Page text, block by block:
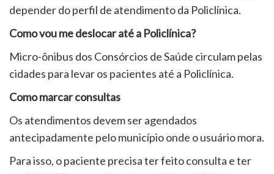
depender do perfil de atendimento da Policlínica.
Como vou me deslocar até a Policlínica?
Micro-ônibus dos Consórcios de Saúde circulam pelas
cidades para levar os pacientes até a Policlínica.
Como marcar consultas
Os atendimentos devem ser agendados
antecipadamente pelo município onde o usuário mora.
Para isso, o paciente precisa ter feito consulta e ter